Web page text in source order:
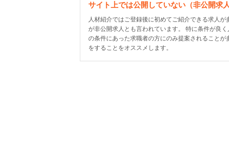
サイト上では公開していない（非公開求
人材紹介ではご登録後に初めてご紹介できる求人
が非公開求人とも言われています。 特に条件が良
の条件にあった求職者の方にのみ提案されること
をすることをオススメします。